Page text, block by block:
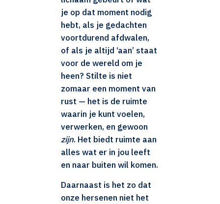
je op dat moment nodig
hebt, als je gedachten
voortdurend afdwalen,
of als je altijd ‘aan’ staat
voor de wereld om je
heen? Stilte is niet
zomaar een moment van
rust — het is de ruimte
waarin je kunt voelen,
verwerken, en gewoon
zijn. Het biedt ruimte aan
alles wat er in jou leeft
en naar buiten wil komen.
Daarnaast is het zo dat
onze hersenen niet het